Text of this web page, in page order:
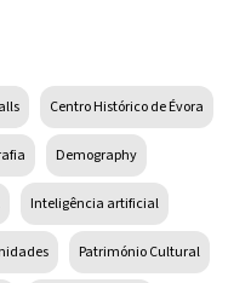
Centro Histórico de Évora
Demography
Inteligência artificial
Património Cultural